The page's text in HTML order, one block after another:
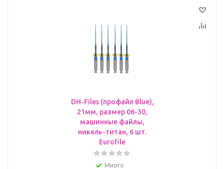
DH-Files (профайл Blue),
21мм, размер 06-30,
машинные файлы,
никель-титан, 6 шт.
Eurofile
Много